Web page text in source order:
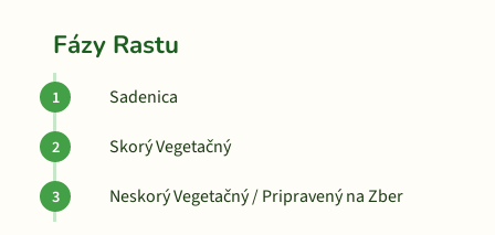
Fázy Rastu
Sadenica
Skorý Vegetačný
Neskorý Vegetačný / Pripravený na Zber